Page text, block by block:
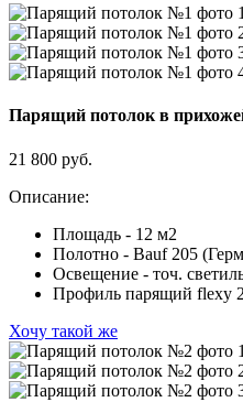
Парящий потолок в
21 800 руб.
Описание:
Площадь - 12 м2
Полотно - Bauf 205
Освещение - точ.
Профиль парящий flexy
Хочу такой же